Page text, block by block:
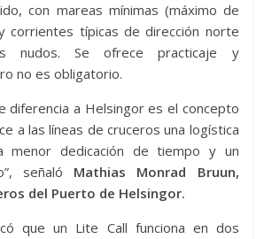
con mareas mínimas (máximo de
corrientes típicas de dirección norte
Se ofrece practicaje y
no es obligatorio.
diferencia a Helsingor es el concepto
a las líneas de cruceros una logística
menor dedicación de tiempo y un
señaló Mathias Monrad Bruun,
del Puerto de Helsingor.
que un Lite Call funciona en dos